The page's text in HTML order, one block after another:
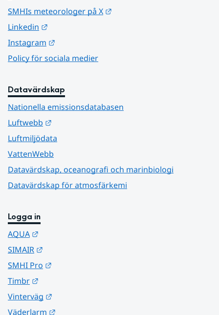
SMHIs meteorologer på X
Linkedin
Instagram
Policy för sociala medier
Datavärdskap
Nationella emissionsdatabasen
Luftwebb
Luftmiljödata
VattenWebb
Datavärdskap, oceanografi och marinbiologi
Datavärdskap för atmosfärkemi
Logga in
AQUA
SIMAIR
SMHI Pro
Timbr
Vinterväg
Väderlarm